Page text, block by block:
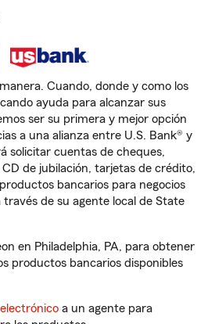
Cuando, donde y como los
ayuda para alcanzar sus
ser su primera y mejor opción
a una alianza entre U.S. Bank® y
solicitar cuentas de cheques,
de jubilación, tarjetas de crédito,
bancarios para negocios
través de su agente local de State
en Philadelphia, PA, para obtener
productos bancarios disponibles
a un agente para